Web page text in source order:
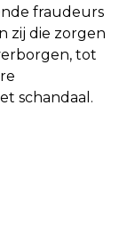
fraudeurs
zij die zorgen
tot
schandaal.